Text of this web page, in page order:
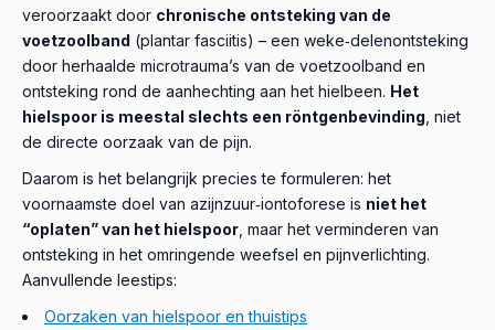
veroorzaakt door chronische ontsteking van de
voetzoolband (plantar fasciitis) – een weke‑delenontsteking
door herhaalde microtrauma’s van de voetzoolband en
ontsteking rond de aanhechting aan het hielbeen. Het
hielspoor is meestal slechts een röntgenbevinding , niet
de directe oorzaak van de pijn.
Daarom is het belangrijk precies te formuleren: het
voornaamste doel van azijnzuur‑iontoforese is niet het
“oplaten” van het hielspoor , maar het verminderen van
ontsteking in het omringende weefsel en pijnverlichting.
Aanvullende leestips:
Oorzaken van hielspoor en thuistips